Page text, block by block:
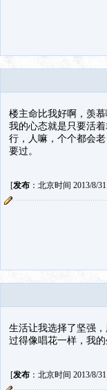
楼主命比我好啊，羡
我的心态就是只要活
行，人嘛，个个都会
要过。
[发布：北京时间 2013/8/
生活让我选择了坚强
过得像唱花一样，我
[发布：北京时间 2013/8/